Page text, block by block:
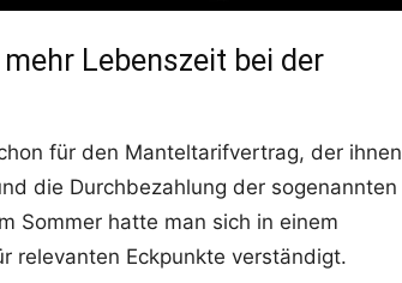
Lebenszeit bei der
für den Manteltarifvertrag, der ihnen
die Durchbezahlung der sogenannten
Sommer hatte man sich in einem
relevanten Eckpunkte verständigt.